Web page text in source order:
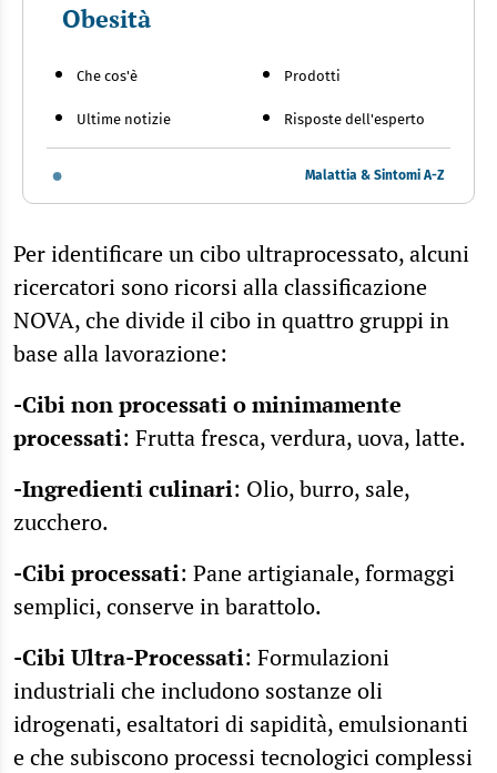
Obesità
Che cos'è
Ultime notizie
Prodotti
Risposte dell'esperto
Malattia & Sintomi A-Z
Per identificare un cibo ultraprocessato, alcuni
ricercatori sono ricorsi alla classificazione
NOVA, che divide il cibo in quattro gruppi in
base alla lavorazione:
-Cibi non processati o minimamente
processati: Frutta fresca, verdura, uova, latte.
-Ingredienti culinari: Olio, burro, sale,
zucchero.
-Cibi processati: Pane artigianale, formaggi
semplici, conserve in barattolo.
-Cibi Ultra-Processati: Formulazioni
industriali che includono sostanze oli
idrogenati, esaltatori di sapidità, emulsionanti
e che subiscono processi tecnologici complessi